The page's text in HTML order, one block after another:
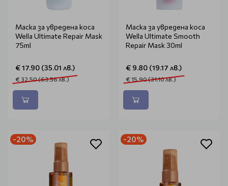
Маска за увредена коса
Wella Ultimate Repair Mask
75ml
€ 17.90 (35.01 лв.)
€ 32.50 (63.56 лв.)
Маска за увредена коса
Wella Ultimate Smooth
Repair Mask 30ml
€ 9.80 (19.17 лв.)
€ 15.90 (31.10 лв.)
-20% -20%